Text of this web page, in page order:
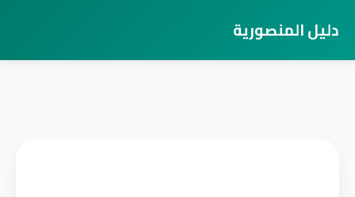
دليل المنصورية